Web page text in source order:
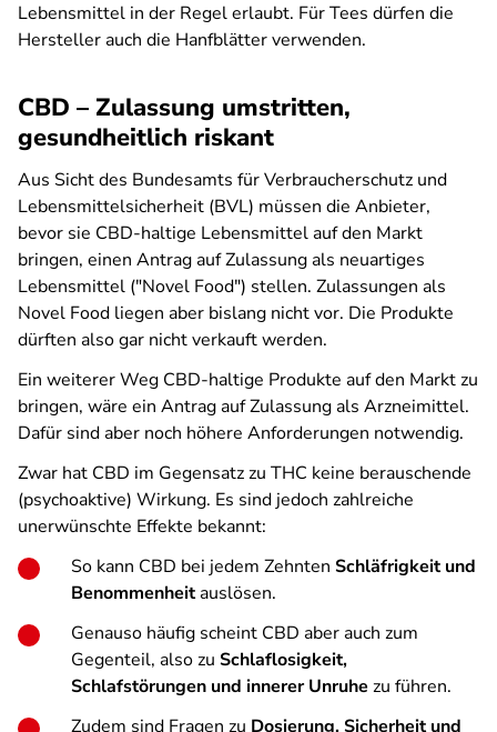
Lebensmittel in der Regel erlaubt. Für Tees dürfen die
Hersteller auch die Hanfblätter verwenden.
CBD – Zulassung umstritten,
gesundheitlich riskant
Aus Sicht des Bundesamts für Verbraucherschutz und
Lebensmittelsicherheit (BVL) müssen die Anbieter,
bevor sie CBD-haltige Lebensmittel auf den Markt
bringen, einen Antrag auf Zulassung als neuartiges
Lebensmittel ("Novel Food") stellen. Zulassungen als
Novel Food liegen aber bislang nicht vor. Die Produkte
dürften also gar nicht verkauft werden.
Ein weiterer Weg CBD-haltige Produkte auf den Markt zu
bringen, wäre ein Antrag auf Zulassung als Arzneimittel.
Dafür sind aber noch höhere Anforderungen notwendig.
Zwar hat CBD im Gegensatz zu THC keine berauschende
(psychoaktive) Wirkung. Es sind jedoch zahlreiche
unerwünschte Effekte bekannt:
So kann CBD bei jedem Zehnten Schläfrigkeit und
Benommenheitauslösen.
Genauso häufig scheint CBD aber auch zum
Gegenteil, also zu Schlaflosigkeit,
Schlafstörungen und innerer Unruhe zu führen.
Zudem sind Fragen zu Dosierung, Sicherheit und